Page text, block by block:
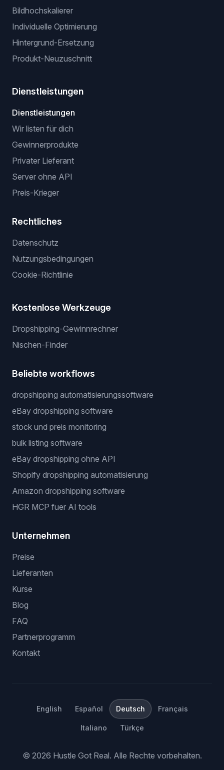
Bildhochskalierer
Individuelle Optimierung
Hintergrund-Ersetzung
Produkt-Neuzuschnitt
Dienstleistungen
Dienstleistungen
Wir listen für dich
Gewinnerprodukte
Privater Lieferant
Server ohne API
Preis-Krieger
Rechtliches
Datenschutz
Nutzungsbedingungen
Cookie-Richtlinie
Kostenlose Werkzeuge
Dropshipping-Gewinnrechner
Nischen-Finder
Beliebte workflows
dropshipping automatisierungssoftware
eBay dropshipping software
stock und preis monitoring
bulk listing software
eBay dropshipping ohne API
Shopify dropshipping automatisierung
Amazon dropshipping software
HGR MCP fuer AI tools
Unternehmen
Preise
Lieferanten
Kurse
Blog
FAQ
Partnerprogramm
Kontakt
English Español Deutsch Français
Italiano Türkçe
© 2026 Hustle Got Real. Alle Rechte vorbehalten.